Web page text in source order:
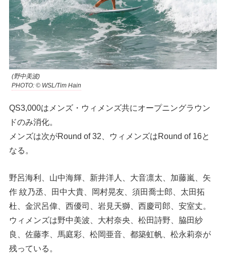
(野中美波)
PHOTO: © WSL/Tim Hain
QS3,000はメンズ・ウィメンズ共にオープニングラウン
ドのみ消化。
メンズは次がRound of 32、ウィメンズはRound of 16と
なる。
野呂海利、山中海輝、新井洋人、大音凛太、加藤嵐、矢
作 紋乃丞、田中大貴、岡村晃友、須田喬士郎、太田拓
杜、金沢呂偉、西優司、岩見天獅、西慶司郎、安室丈。
ウィメンズは野中美波、大村奈央、松田詩野、脇田紗
良、佐藤李、馬庭彩、松岡亜音、都築虹帆、松永莉奈が
残っている。